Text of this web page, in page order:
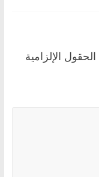
الحقول الإلزامية